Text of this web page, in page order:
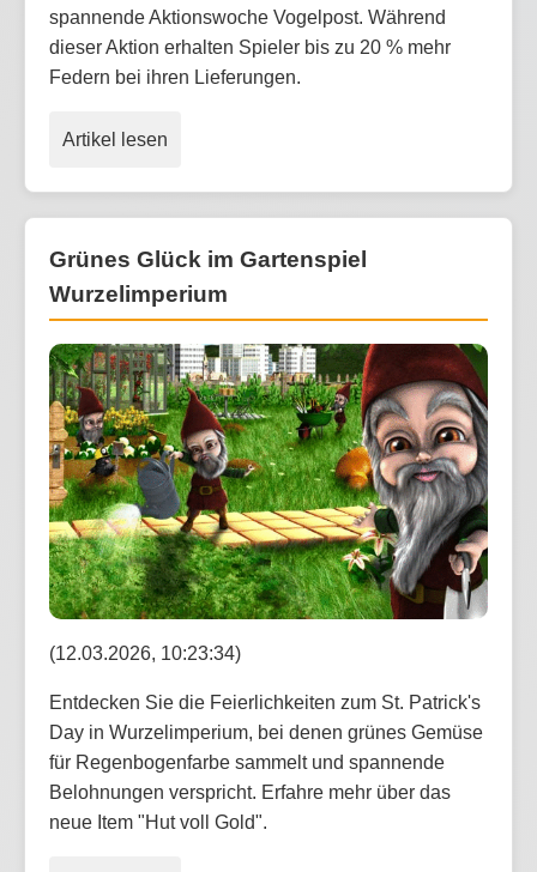
spannende Aktionswoche Vogelpost. Während
dieser Aktion erhalten Spieler bis zu 20 % mehr
Federn bei ihren Lieferungen.
Artikel lesen
Grünes Glück im Gartenspiel
Wurzelimperium
(12.03.2026, 10:23:34)
Entdecken Sie die Feierlichkeiten zum St. Patrick's
Day in Wurzelimperium, bei denen grünes Gemüse
für Regenbogenfarbe sammelt und spannende
Belohnungen verspricht. Erfahre mehr über das
neue Item "Hut voll Gold".